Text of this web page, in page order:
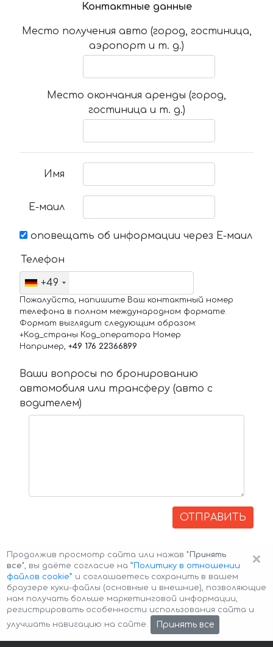
Контактные данные
Место получения авто (город, гостиница,
аэропорт и т. д.)
Место окончания аренды (город,
гостиница и т. д.)
Имя
Е-маил
оповещать об информации через Е-маил
Телефон
+49
Пожалуйста, напишите Ваш контактный номер
телефона в полном международном формате.
Формат выглядит следующим образом:
+Код_страны Код_оператора Номер
Например, +49 176 22366899
Ваши вопросы по бронированию
автомобиля или трансферу (авто с
водителем)
ОТПРАВИТЬ
Авторские права © 2026 Авто-Аренда Cookie Policy
×
Продолжив просмотр сайта или нажав "Принять
все", вы даёте согласие на ”Политику в отношении
файлов cookie” и соглашаетесь сохранить в вашем
браузере куки-файлы (основные и внешние), позволяющие
нам получать больше маркетинговой информации,
регистрировать особенности использования сайта и
улучшать навигацию на сайте.
Принять все